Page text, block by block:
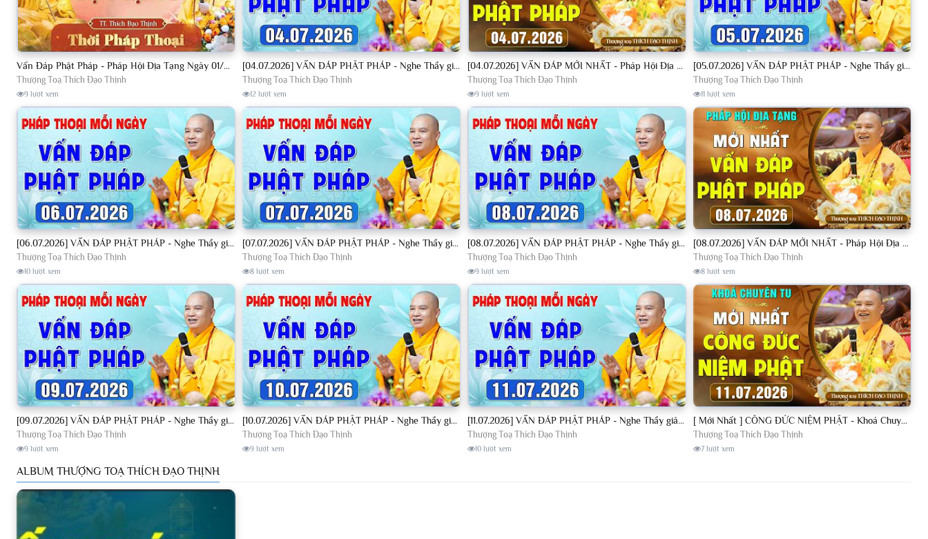
Vấn Đáp Phật Pháp - Pháp Hội Địa Tạng Ngày 01/08/2026│TT. Thích Đạo Thịnh
Thượng Toạ Thích Đạo Thịnh
9 lượt xem
[04.07.2026] VẤN ĐÁP PHẬT PHÁP - Nghe Thầy giảng Pháp mỗi ngày CÔNG ĐỨC VÔ LƯỢNG│TT. Thích Đạo Thịnh
Thượng Toạ Thích Đạo Thịnh
12 lượt xem
[04.07.2026] VẤN ĐÁP MỚI NHẤT - Pháp Hội Địa Tạng Chùa Khai Nguyên | TT. Thích Đạo Thịnh
Thượng Toạ Thích Đạo Thịnh
9 lượt xem
[05.07.2026] VẤN ĐÁP PHẬT PHÁP - Nghe Thầy giảng Pháp mỗi ngày CÔNG ĐỨC VÔ LƯỢNG│TT. Thích Đạo Thịnh
Thượng Toạ Thích Đạo Thịnh
11 lượt xem
[06.07.2026] VẤN ĐÁP PHẬT PHÁP - Nghe Thầy giảng Pháp mỗi ngày CÔNG ĐỨC VÔ LƯỢNG│TT. Thích Đạo Thịnh
Thượng Toạ Thích Đạo Thịnh
10 lượt xem
[07.07.2026] VẤN ĐÁP PHẬT PHÁP - Nghe Thầy giảng Pháp mỗi ngày CÔNG ĐỨC VÔ LƯỢNG│TT. Thích Đạo Thịnh
Thượng Toạ Thích Đạo Thịnh
8 lượt xem
[08.07.2026] VẤN ĐÁP PHẬT PHÁP - Nghe Thầy giảng Pháp mỗi ngày CÔNG ĐỨC VÔ LƯỢNG│TT. Thích Đạo Thịnh
Thượng Toạ Thích Đạo Thịnh
9 lượt xem
[08.07.2026] VẤN ĐÁP MỚI NHẤT - Pháp Hội Địa Tạng Chùa Khai Nguyên | TT. Thích Đạo Thịnh
Thượng Toạ Thích Đạo Thịnh
8 lượt xem
[09.07.2026] VẤN ĐÁP PHẬT PHÁP - Nghe Thầy giảng Pháp mỗi ngày CÔNG ĐỨC VÔ LƯỢNG│TT. Thích Đạo Thịnh
Thượng Toạ Thích Đạo Thịnh
9 lượt xem
[10.07.2026] VẤN ĐÁP PHẬT PHÁP - Nghe Thầy giảng Pháp mỗi ngày CÔNG ĐỨC VÔ LƯỢNG│TT. Thích Đạo Thịnh
Thượng Toạ Thích Đạo Thịnh
9 lượt xem
[11.07.2026] VẤN ĐÁP PHẬT PHÁP - Nghe Thầy giảng Pháp mỗi ngày CÔNG ĐỨC VÔ LƯỢNG│TT. Thích Đạo Thịnh
Thượng Toạ Thích Đạo Thịnh
10 lượt xem
[ Mới Nhất ] CÔNG ĐỨC NIỆM PHẬT - Khoá Chuyên Tu Chùa Khai Nguyên 11/07/2026 | TT. Thích Đạo Thịnh
Thượng Toạ Thích Đạo Thịnh
7 lượt xem
ALBUM THƯỢNG TOẠ THÍCH ĐẠO THỊNH